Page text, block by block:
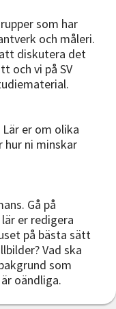
som har
och måleri.
diskutera det
och vi på SV
er om olika
ni minskar
Gå på
er redigera
på bästa sätt
Vad ska
som
oändliga.